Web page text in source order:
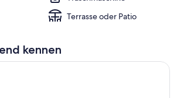
Terrasse oder Patio
kennen